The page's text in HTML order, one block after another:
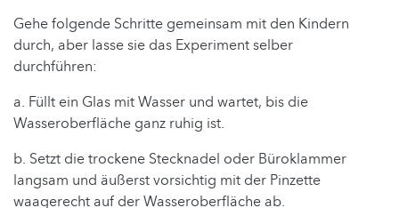
Gehe folgende Schritte gemeinsam mit den Kindern
durch, aber lasse sie das Experiment selber
durchführen:
a. Füllt ein Glas mit Wasser und wartet, bis die
Wasseroberfläche ganz ruhig ist.
b. Setzt die trockene Stecknadel oder Büroklammer
langsam und äußerst vorsichtig mit der Pinzette
waagerecht auf der Wasseroberfläche ab.